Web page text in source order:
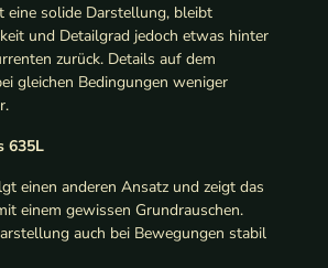
eine solide Darstellung, bleibt
und Detailgrad jedoch etwas hinter
zurück. Details auf dem
gleichen Bedingungen weniger
635L
einen anderen Ansatz und zeigt das
einem gewissen Grundrauschen.
auch bei Bewegungen stabil